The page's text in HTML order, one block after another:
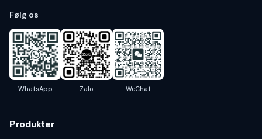
Følg os
WhatsApp Zalo WeChat
Produkter